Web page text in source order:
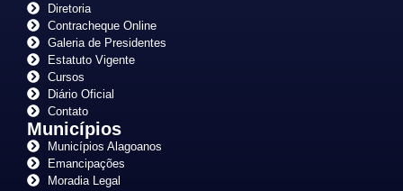
Diretoria
Contracheque Online
Galeria de Presidentes
Estatuto Vigente
Cursos
Diário Oficial
Contato
Municípios
Municípios Alagoanos
Emancipações
Moradia Legal